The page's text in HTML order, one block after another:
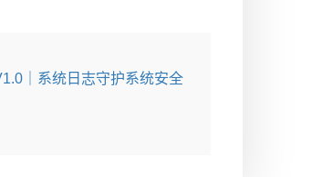
｜系统日志守护系统安全